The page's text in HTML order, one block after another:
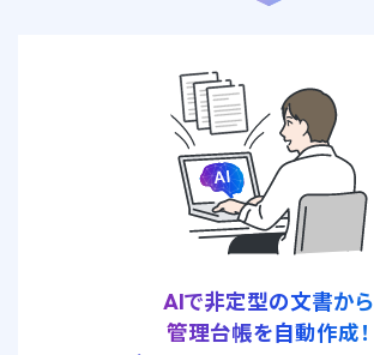
AIで非定型の文書から
管理台帳を自動作成！